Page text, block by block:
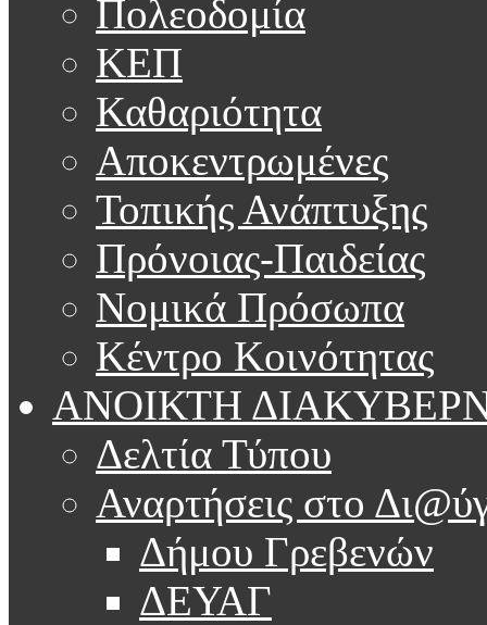
Πολεοδομία
ΚΕΠ
Καθαριότητα
Αποκεντρωμένες
Τοπικής Ανάπτυξης
Πρόνοιας-Παιδείας
Νομικά Πρόσωπα
Κέντρο Κοινότητας
ΑΝΟΙΚΤΗ
Δελτία Τύπου
Αναρτήσεις στο
Δήμου Γρεβενών
ΔΕΥΑΓ